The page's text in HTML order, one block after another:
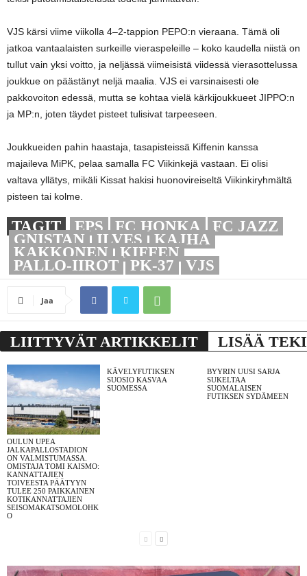
VJS kärsi viime viikolla 4–2-tappion PEPO:n vieraana. Tämä oli
jatkoa vantaalaisten surkeille vieraspeleille – koko kaudella niistä on
tullut vain yksi voitto, ja neljässä viimeisistä viidessä vierasottelussa
joukkue on päästänyt neljä maalia. VJS ei varsinaisesti ole
pakkovoiton edessä, mutta se kohtaa vielä kärkijoukkueet JIPPO:n
ja MP:n, joten täydet pisteet tulisivat tarpeeseen.
Joukkueiden pahin haastaja, tasapisteissä Kiffenin kanssa
majaileva MiPK, pelaa samalla FC Viikinkejä vastaan. Ei olisi
valtava yllätys, mikäli Kissat hakisi huonovireiseltä Viikinkiryhmältä
pisteen tai kolme.
TAGIT EPS FC HONKA FC JAZZ
GNISTAN ILVES KAJHA
KAKKONEN KIFFEN
PALLO-IIROT PK-37 VJS
Jaa
LIITTYVÄT ARTIKKELIT LISÄÄ
OULUN UPEA
JALKAPALLOSTADION
ON VALMISTUMASSA.
OMISTAJA TOMI KAISMO:
KANNATTAJIEN
TOIVEESTA PÄÄTYYN
TULEE 250 PAIKKAINEN
KOTIKANNATTAJIEN
SEISOMAKATSOMOLOHK
O
KÄVELYFUTIKSEN
SUOSIO KASVAA
SUOMESSA
BYYRIN UUSI SARJA
SUKELTAA
SUOMALAISEN
FUTIKSEN SYDÄMEEN